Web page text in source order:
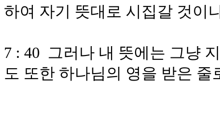
하여 자기 뜻대로 시집갈 것이
7 : 40 그러나 내 뜻에는 그냥
도 또한 하나님의 영을 받은 줄